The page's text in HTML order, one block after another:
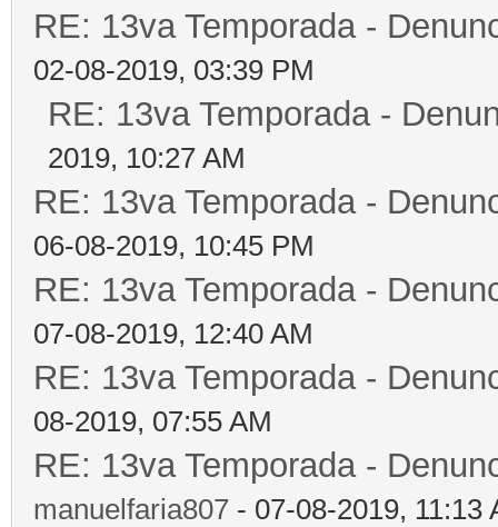
RE: 13va Temporada -
02-08-2019, 03:39 PM
RE: 13va Temporada -
2019, 10:27 AM
RE: 13va Temporada -
06-08-2019, 10:45 PM
RE: 13va Temporada -
07-08-2019, 12:40 AM
RE: 13va Temporada -
08-2019, 07:55 AM
RE: 13va Temporada -
manuelfaria807 - 07-08-2019, 11:13